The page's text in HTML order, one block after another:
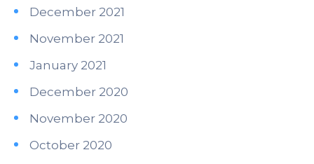
December 2021
November 2021
January 2021
December 2020
November 2020
October 2020